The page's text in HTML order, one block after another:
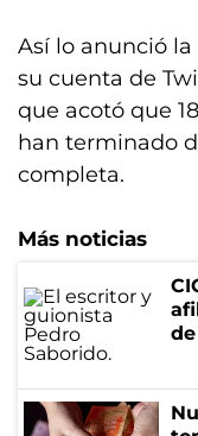
Así lo anunció
su cuenta de
que acotó que
han terminado
completa.
Más noticias